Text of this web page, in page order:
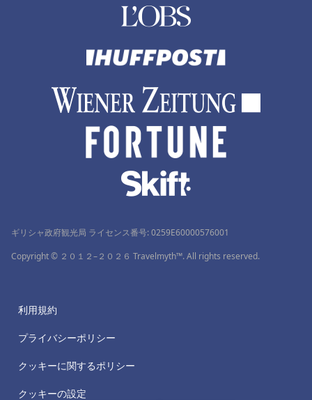
ギリシャ政府観光局 ライセンス番号: 0259Ε60000576001
Copyright © ２０１２–２０２６ Travelmyth™. All rights reserved.
利用規約
プライバシーポリシー
クッキーに関するポリシー
クッキーの設定